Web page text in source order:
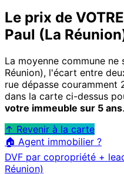
Le prix de
Paul (La
La moyenne commune ne
Réunion), l'écart entre
rue dépasse couramment
dans la carte ci-dessus
votre immeuble sur 5 ans.
↑ Revenir à la carte
🏠 Agent immobilier ?
DVF par copropriété +
Réunion)